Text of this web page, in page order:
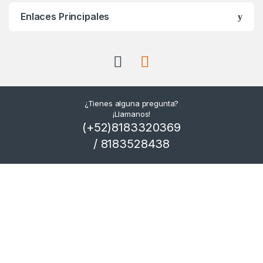
Enlaces Principales
¿Tienes alguna pregunta?
¡Llamanos!
(+52)8183320369
/ 8183528438